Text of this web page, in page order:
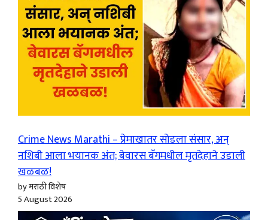
Crime News Marathi – प्रेमाखातर सोडला संसार, अन्
नशिबी आला भयानक अंत; बेवारस बॅगमधील मृतदेहाने उडाली
खळबळ!
by मराठी विशेष
5 August 2026